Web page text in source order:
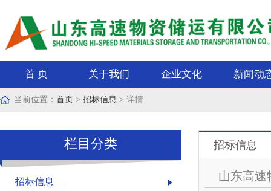
首 页 关于我们 企业文化 新闻动
当前位置： 首页 > 招标信息 > 详情
栏目分类
招标信息
招标信息
山东高速